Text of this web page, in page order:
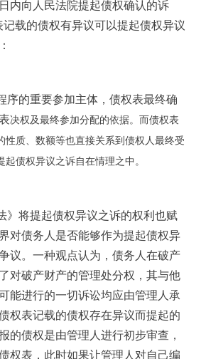
内向人民法院提起债权确认的诉
记载的债权有异议可以提起债权异议
序的重要参加主体，债权表最终确
决权及最终参加分配的依据。而债权表
性质、数额等也直接关系到债权人最终受
债权异议之诉自在情理之中。
》将提起债权异议之诉的权利也赋
对债务人是否能够作为提起债权异
议。一种观点认为，债务人在破产
对破产财产的管理处分权，其与他
能进行的一切诉讼均应由管理人承
权表记载的债权存在异议而提起的
的债权是由管理人进行初步审查，
权表，此时如果让管理人对自己编